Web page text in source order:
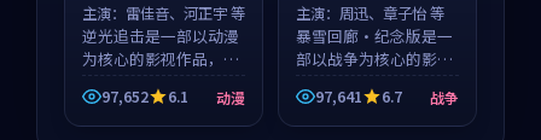
主演： 雷佳音、河正宇 等
逆光追击是一部以动漫
为核心的影视作品，围
绕危机、反转与人物成
长展开，整体节奏紧
凑，值得推荐观看。
97,652 6.1 动漫
主演： 周迅、章子怡 等
暴雪回廊·纪念版是一
部以战争为核心的影视
作品，围绕危机、反转
与人物成长展开，整体
节奏紧凑，值得推荐观
97,641 6.7 战争